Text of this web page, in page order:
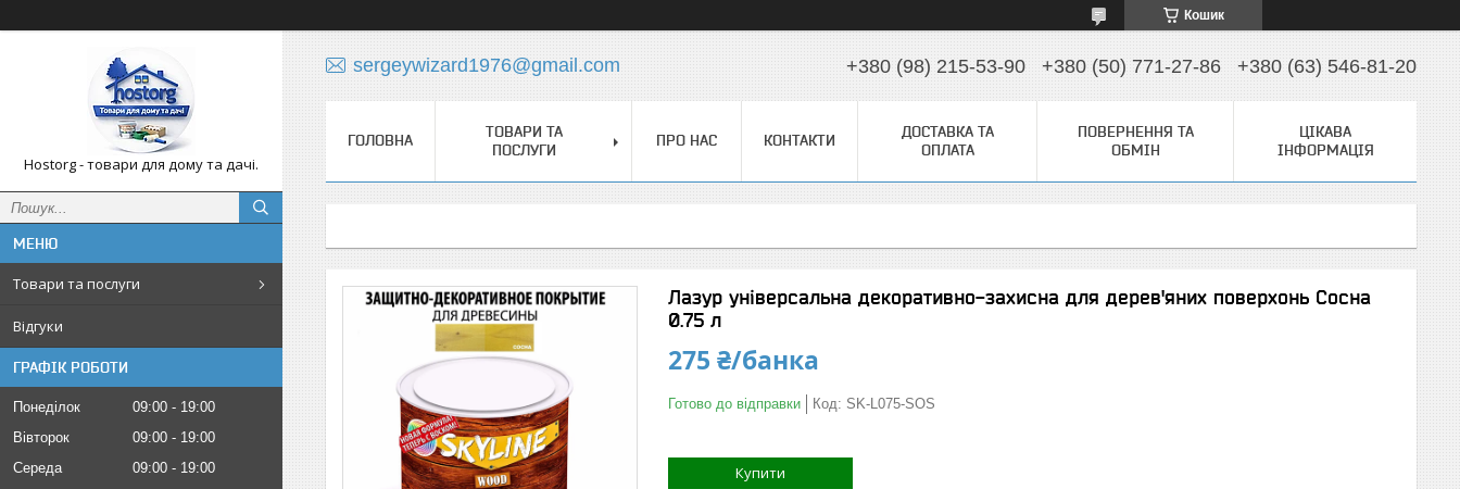
Кошик
Hostorg - товари для дому та дачі.
Товари та послуги
Відгуки
ГРАФІК РОБОТИ
Понеділок 09:00
19:00
Вівторок
09:00
19:00
Середа
09:00
19:00
sergeywizard1976@gmail.com +380 (98) 215-53-90 +380 (50) 771-27-86 +380 (63) 546-81-20
ГОЛОВНА
ТОВАРИ ТА
ПОСЛУГИ
ПРО НАС КОНТАКТИ
ДОСТАВКА ТА
ОПЛАТА
ПОВЕРНЕННЯ ТА
ОБМІН
ЦІКАВА
ІНФОРМАЦІЯ
Лазур універсальна декоративно-захисна для дерев'яних поверхонь Сосна
0.75 л
275 ₴/банка
Готово до відправки Код: SK-L075-SOS
Купити